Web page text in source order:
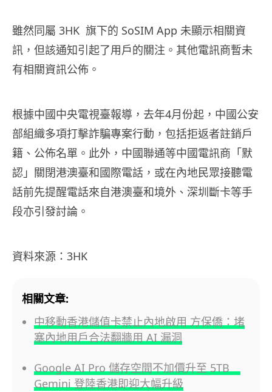
雖然同屬 3HK 旗下的 SoSIM App 未顯示相關資
訊，但該通知引起了用戶的關注。其他電訊商暫未
有相關資訊公佈。
根據中國中央電視臺報導，去年4月份起，中國公安
部組織多項打擊詐騙專案行動，包括拒返者註銷戶
籍、公佈名單。此外，中國聯通等中國電訊商「默
認」關閉港澳臺和國際電話，或在內地民眾接聽電
話前先提醒電話來自港澳臺和境外、深圳斷卡等手
段亦引發討論。
資料來源：3HK
相關文章:
中移動香港儲值卡禁止內地啟用 方保僑：堵
塞內地用戶合法翻牆用 AI 漏洞
Google AI Pro 儲存空間不加價升至 5TB
Gemini 登陸香港即迎大幅升級